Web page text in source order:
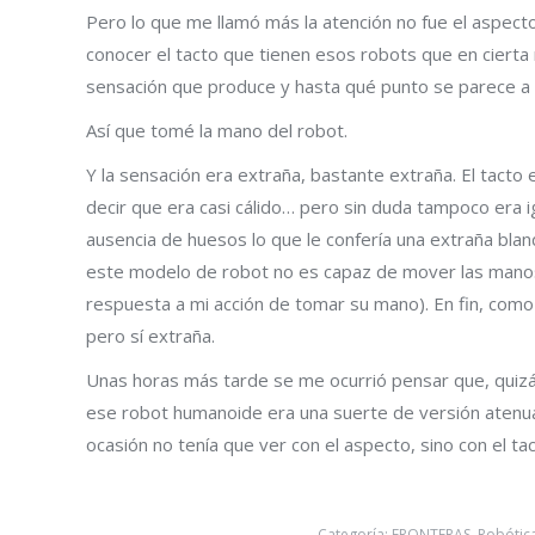
Pero lo que me llamó más la atención no fue el
conocer el tacto que tienen esos robots que en cierta
sensación que produce y hasta qué punto se parece
Así que tomé la mano del robot.
Y la sensación era extraña, bastante extraña. El tacto
decir que era casi cálido… pero sin duda tampoco era
ausencia de huesos lo que le confería una extraña
este modelo de robot no es capaz de mover las
respuesta a mi acción de tomar su mano). En fin,
pero sí extraña.
Unas horas más tarde se me ocurrió pensar que,
ese robot humanoide era una suerte de versión
ocasión no tenía que ver con el aspecto, sino con el